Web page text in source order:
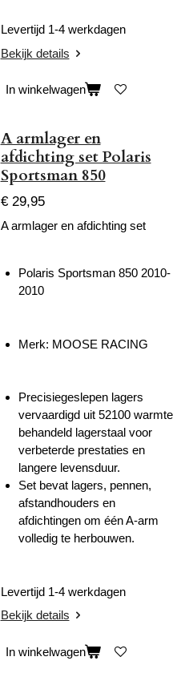
Levertijd 1-4 werkdagen
Bekijk details
In winkelwagen
A armlager en
afdichting set Polaris
Sportsman 850
€ 29,95
A armlager en afdichting set
Polaris Sportsman 850 2010-
2010
Merk: MOOSE RACING
Precisiegeslepen lagers
vervaardigd uit 52100 warmte
behandeld lagerstaal voor
verbeterde prestaties en
langere levensduur.
Set bevat lagers, pennen,
afstandhouders en
afdichtingen om één A-arm
volledig te herbouwen.
Levertijd 1-4 werkdagen
Bekijk details
In winkelwagen